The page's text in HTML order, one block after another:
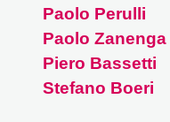
Paolo Perulli
Paolo Zanenga
Piero Bassetti
Stefano Boeri